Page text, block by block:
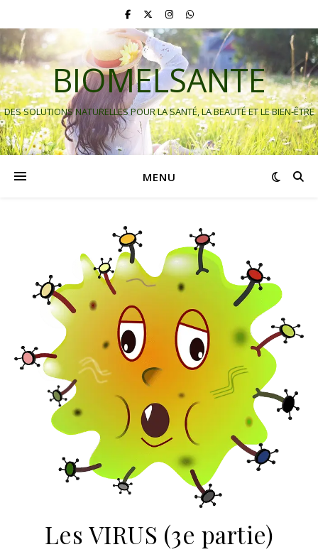
BIOMELSANTE
DES SOLUTIONS NATURELLES POUR LA SANTÉ, LA BEAUTÉ ET LE BIEN-ÊTRE
MENU
Les VIRUS (3e partie)